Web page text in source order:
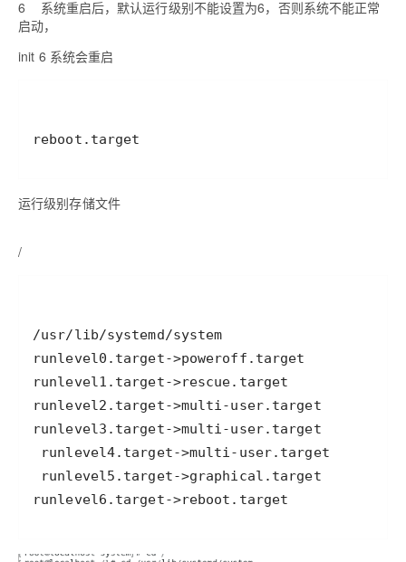
6 系统重启后，默认运行级别不能设置为6，否则系统不能正常
启动，
init 6 系统会重启
reboot.target
运行级别存储文件
/
runlevel6.target->reboot.target